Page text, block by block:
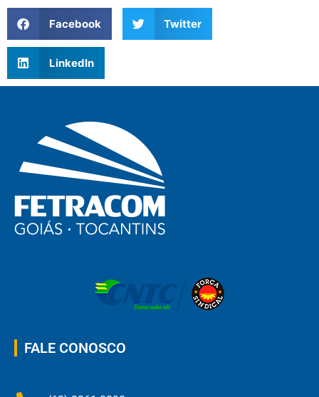
Facebook Twitter
LinkedIn
FALE CONOSCO